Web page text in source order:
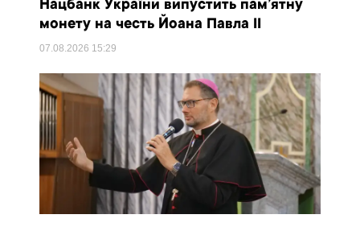
Нацбанк України випустить пам’ятну
монету на честь Йоана Павла II
07.08.2026 15:29